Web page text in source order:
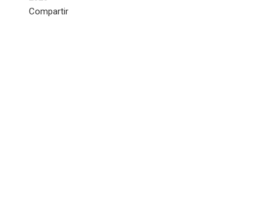
Facebook
Twitter
LinkedIn
Pinterest
Stumbleupon
Email
Compartir